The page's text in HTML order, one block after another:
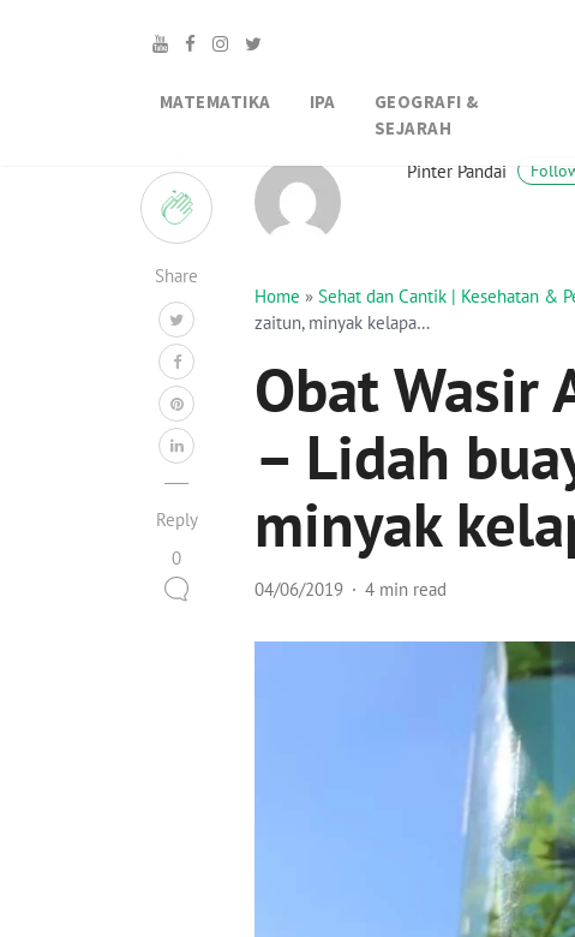
MATEMATIKA IPA
GEOGRAFI &
SEJARAH
Share
Reply
0
Pinter Pandai
Home » Sehat dan Cantik | Kesehatan &
zaitun, minyak kelapa…
Obat Wasir
– Lidah
minyak
04/06/2019 4 min read